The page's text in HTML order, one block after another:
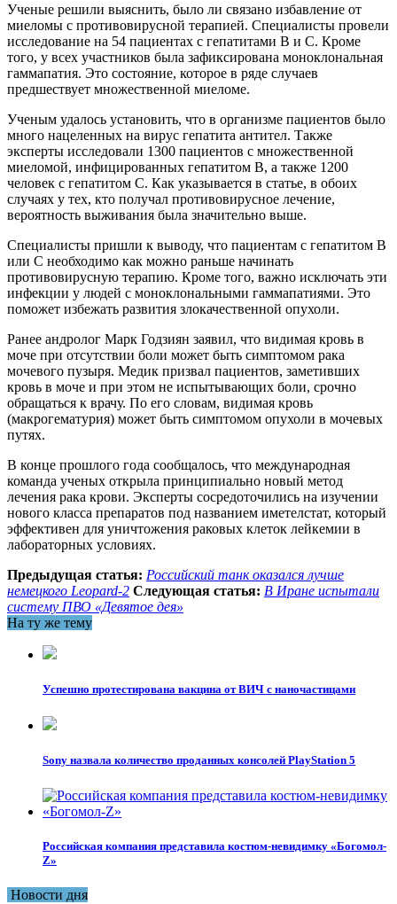
Ученые решили выяснить, было ли связано избавление от
миеломы с противовирусной терапией. Специалисты провели
исследование на 54 пациентах с гепатитами B и C. Кроме
того, у всех участников была зафиксирована моноклональная
гаммапатия. Это состояние, которое в ряде случаев
предшествует множественной миеломе.
Ученым удалось установить, что в организме пациентов было
много нацеленных на вирус гепатита антител. Также
эксперты исследовали 1300 пациентов с множественной
миеломой, инфицированных гепатитом B, а также 1200
человек с гепатитом С. Как указывается в статье, в обоих
случаях у тех, кто получал противовирусное лечение,
вероятность выживания была значительно выше.
Специалисты пришли к выводу, что пациентам с гепатитом В
или С необходимо как можно раньше начинать
противовирусную терапию. Кроме того, важно исключать эти
инфекции у людей с моноклональными гаммапатиями. Это
поможет избежать развития злокачественной опухоли.
Ранее андролог Марк Годзиян заявил, что видимая кровь в
моче при отсутствии боли может быть симптомом рака
мочевого пузыря. Медик призвал пациентов, заметивших
кровь в моче и при этом не испытывающих боли, срочно
обращаться к врачу. По его словам, видимая кровь
(макрогематурия) может быть симптомом опухоли в мочевых
путях.
В конце прошлого года сообщалось, что международная
команда ученых открыла принципиально новый метод
лечения рака крови. Эксперты сосредоточились на изучении
нового класса препаратов под названием иметелстат, который
эффективен для уничтожения раковых клеток лейкемии в
лабораторных условиях.
Предыдущая статья: Российский танк оказался лучше
немецкого Leopard-2 Следующая статья: В Иране испытали
систему ПВО «Девятое дея»
На ту же тему
Успешно протестирована вакцина от ВИЧ с наночастицами
Sony назвала количество проданных консолей PlayStation 5
Российская компания представила костюм-невидимку «Богомол-
Z»
Новости дня